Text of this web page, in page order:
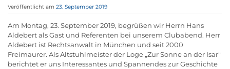
Veröffentlicht am 23. September 2019
Am Montag, 23. September 2019, begrüßen wir Herrn Hans
Aldebert als Gast und Referenten bei unserem Clubabend. Herr
Aldebert ist Rechtsanwalt in München und seit 2000
Freimaurer. Als Altstuhlmeister der Loge „Zur Sonne an der Isar“
berichtet er uns Interessantes und Spannendes zur Geschichte